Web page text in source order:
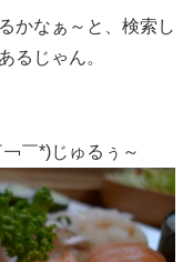
かなぁ～と、検索し
るじゃん。
￣*)じゅるぅ～